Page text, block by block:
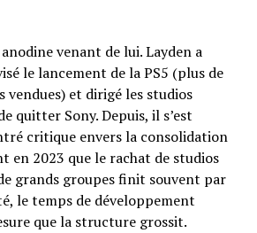
anodine venant de lui. Layden a
le lancement de la PS5 (plus de
vendues) et dirigé les studios
quitter Sony. Depuis, il s’est
critique envers la consolidation
en 2023 que le rachat de studios
grands groupes finit souvent par
le temps de développement
que la structure grossit.